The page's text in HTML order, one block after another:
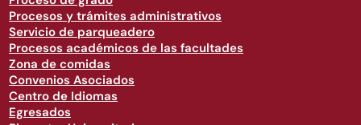
Procesos y trámites administrativos
Servicio de parqueadero
Procesos académicos de las facultades
Zona de comidas
Convenios Asociados
Centro de Idiomas
Egresados